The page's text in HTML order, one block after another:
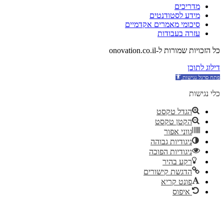
מדריכים
מידע לסטודנטים
סיכומי מאמרים אקדמיים
עזרה בעבודות
כל הזכויות שמורות ל-onovation.co.il
דילוג לתוכן
כלי נגישות
הגדל טקסט
הקטן טקסט
גווני אפור
ניגודיות גבוהה
ניגודיות הפוכה
רקע בהיר
הדגשת קישורים
פונט קריא
איפוס